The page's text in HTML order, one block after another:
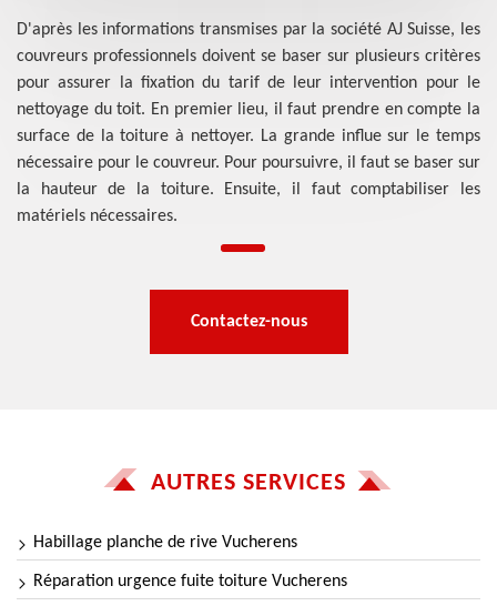
D'après les informations transmises par la société AJ Suisse, les
couvreurs professionnels doivent se baser sur plusieurs critères
pour assurer la fixation du tarif de leur intervention pour le
nettoyage du toit. En premier lieu, il faut prendre en compte la
surface de la toiture à nettoyer. La grande influe sur le temps
nécessaire pour le couvreur. Pour poursuivre, il faut se baser sur
la hauteur de la toiture. Ensuite, il faut comptabiliser les
matériels nécessaires.
Contactez-nous
AUTRES SERVICES
Habillage planche de rive Vucherens
Réparation urgence fuite toiture Vucherens